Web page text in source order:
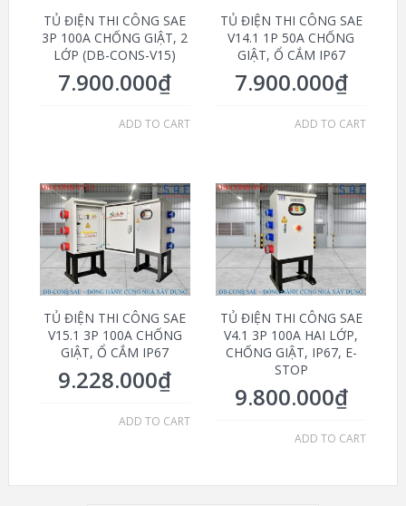
TỦ ĐIỆN THI CÔNG SAE
3P 100A CHỐNG GIẬT, 2
LỚP (DB-CONS-V15)
7.900.000₫
ADD TO CART
TỦ ĐIỆN THI CÔNG SAE
V14.1 1P 50A CHỐNG
GIẬT, Ổ CẮM IP67
7.900.000₫
ADD TO CART
TỦ ĐIỆN THI CÔNG SAE
V15.1 3P 100A CHỐNG
GIẬT, Ổ CẮM IP67
9.228.000₫
ADD TO CART
TỦ ĐIỆN THI CÔNG SAE
V4.1 3P 100A HAI LỚP,
CHỐNG GIẬT, IP67, E-
STOP
9.800.000₫
ADD TO CART